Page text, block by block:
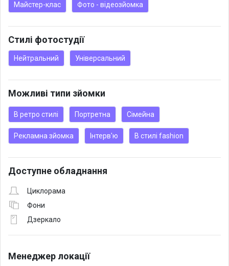
Майстер-клас Фото - відеозйомка
Стилі фотостудії
Нейтральний Універсальний
Можливі типи зйомки
В ретро стилі Портретна Сімейна
Рекламна зйомка Інтерв'ю В стилі fashion
Доступне обладнання
Циклорама
Фони
Дзеркало
Менеджер локації